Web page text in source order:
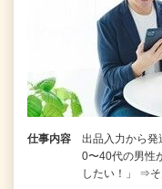
仕事内容
出品入力から
0〜40代の男性
したい！」 ⇒